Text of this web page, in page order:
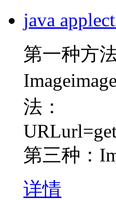
java
第一种方法
法：
第三种：
详情